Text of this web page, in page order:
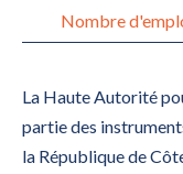
Nombre
La Haute Autorité
partie des
la République de